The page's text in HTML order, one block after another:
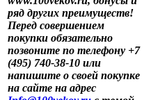
ряд других преимуществ!
Перед совершением
покупки обязательно
позвоните по телефону +7
(495) 740-38-10 или
напишите о своей покупке
на сайте на адрес